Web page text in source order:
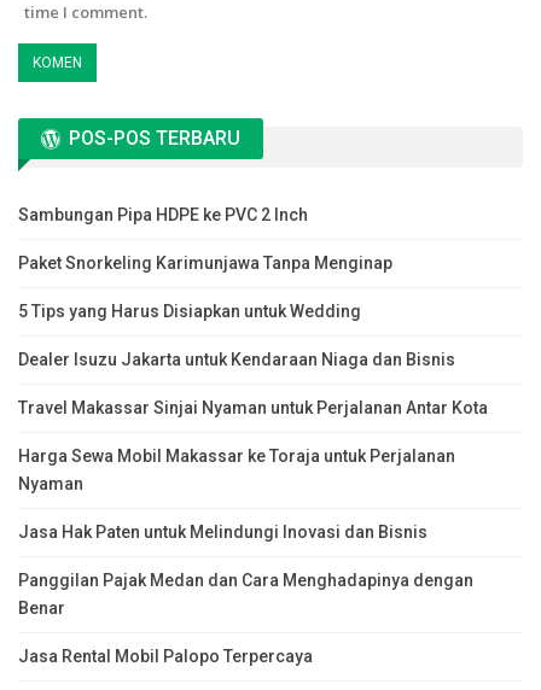
time I comment.
POS-POS TERBARU
Sambungan Pipa HDPE ke PVC 2 Inch
Paket Snorkeling Karimunjawa Tanpa Menginap
5 Tips yang Harus Disiapkan untuk Wedding
Dealer Isuzu Jakarta untuk Kendaraan Niaga dan Bisnis
Travel Makassar Sinjai Nyaman untuk Perjalanan Antar Kota
Harga Sewa Mobil Makassar ke Toraja untuk Perjalanan
Nyaman
Jasa Hak Paten untuk Melindungi Inovasi dan Bisnis
Panggilan Pajak Medan dan Cara Menghadapinya dengan
Benar
Jasa Rental Mobil Palopo Terpercaya